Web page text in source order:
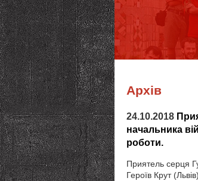
Архів
24.10.2018
начальника
роботи.
Приятель серця
Героїв Крут